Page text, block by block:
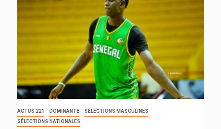
ACTUS 221 DOMINANTE
SÉLECTIONS MASCULINES
SÉLECTIONS NATIONALES